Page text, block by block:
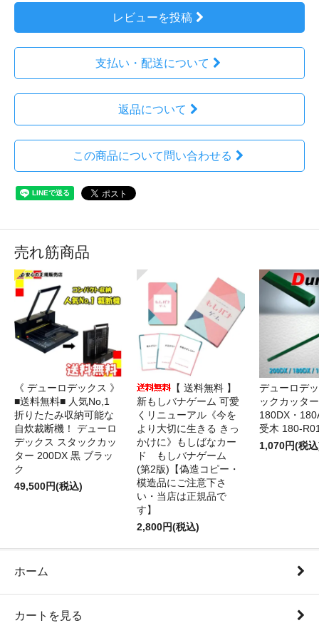
レビューを投稿
支払い・配送について
返品について
この商品について問い合わせる
売れ筋商品
《 デューロデックス 》
■送料無料■ 人気No,1
折りたたみ収納可能な
自炊裁断機！ デューロ
デックス スタックカッ
ター 200DX 黒 ブラッ
ク
49,500円(税込)
【 送料無料 】
新もしバナゲーム 可愛
くリニューアル《今を
より大切に生きる きっ
かけに》もしばなカー
ド もしバナゲーム
(第2版)【偽造コピー・
模造品にご注意下さ
い・当店は正規品で
す】
2,800円(税込)
デューロデ
ックカッタ
180DX・
受木 180-
1,070円(税
ホーム
カートを見る